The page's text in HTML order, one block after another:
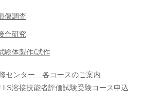
傷調査
合研究
験体製作/試作
センター 各コースのご案内
I S溶接技能者評価試験受験コース申込